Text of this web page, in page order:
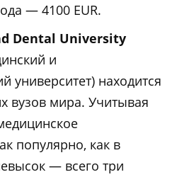
— 4100 EUR.
Dental University
и
университет) находится
вузов мира. Учитывая
популярно, как в
— всего три